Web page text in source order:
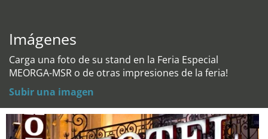
Imágenes
Carga una foto de su stand en la Feria Especial
MEORGA-MSR o de otras impresiones de la feria!
Subir una imagen